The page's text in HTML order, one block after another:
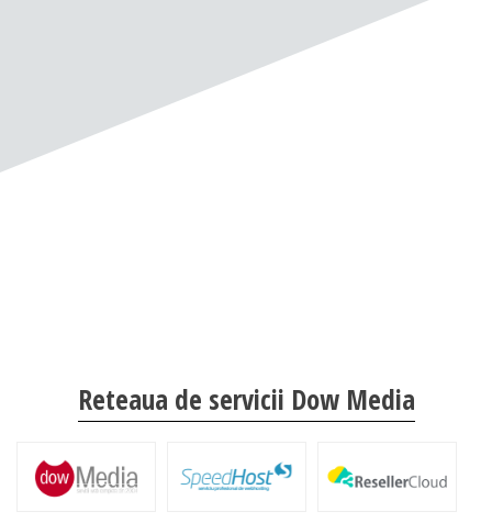
Reteaua de servicii Dow Media